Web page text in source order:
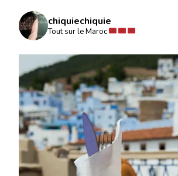
chiquiechiquie
Tout sur le Maroc